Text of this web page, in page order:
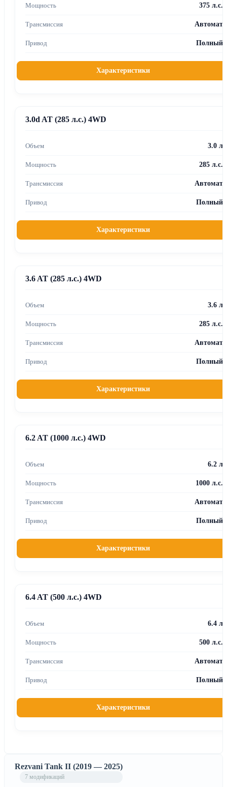
375 л.с.
Автомат
Полный
Характеристики
3.0d AT (285 л.с.) 4WD
3.0 л
285 л.с.
Автомат
Полный
Характеристики
3.6 AT (285 л.с.) 4WD
3.6 л
285 л.с.
Автомат
Полный
Характеристики
6.2 AT (1000 л.с.) 4WD
6.2 л
1000 л.с.
Автомат
Полный
Характеристики
6.4 AT (500 л.с.) 4WD
6.4 л
500 л.с.
Автомат
Полный
Характеристики
Rezvani Tank II (2019 — 2025)
7 модификаций